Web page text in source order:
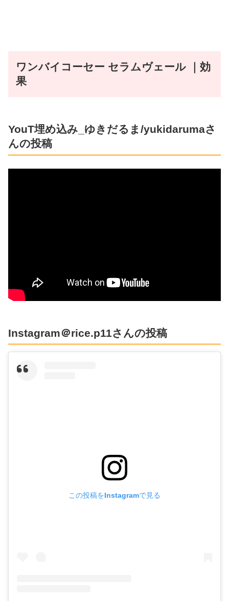
ワンバイコーセー セラムヴェール ｜効
果
YouT埋め込み_ゆきだるま/yukidarumaさ
んの投稿
Instagram＠rice.p11さんの投稿
この投稿をInstagramで見る